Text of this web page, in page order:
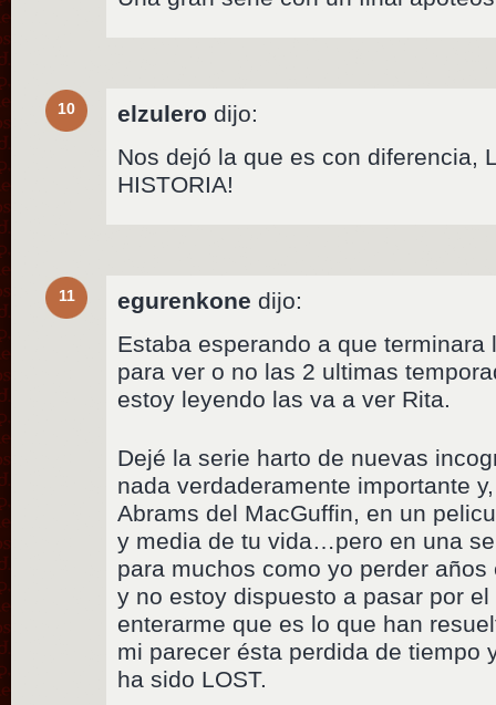
10 elzulero dijo:
Nos dejó la que es con diferencia,
HISTORIA!
11 egurenkone dijo:
Estaba esperando a que
para ver o no las 2 ultimas
estoy leyendo las va a ver Rita.
Dejé la serie harto de nuevas
nada verdaderamente importante
Abrams del MacGuffin, en un
y media de tu vida…pero en una
para muchos como yo perder
y no estoy dispuesto a pasar por
enterarme que es lo que han
mi parecer ésta perdida de tiempo
ha sido LOST.